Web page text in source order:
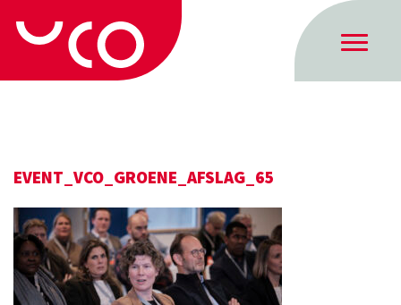
EVENT_VCO_GROENE_AFSLAG_65